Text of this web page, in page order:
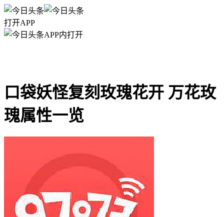
打开APP
APP内打开
口袋妖怪复刻玫瑰花开 万花玫
瑰属性一览